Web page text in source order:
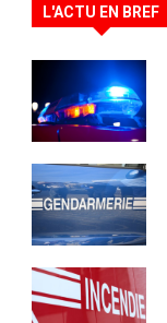
L'ACTU EN BREF